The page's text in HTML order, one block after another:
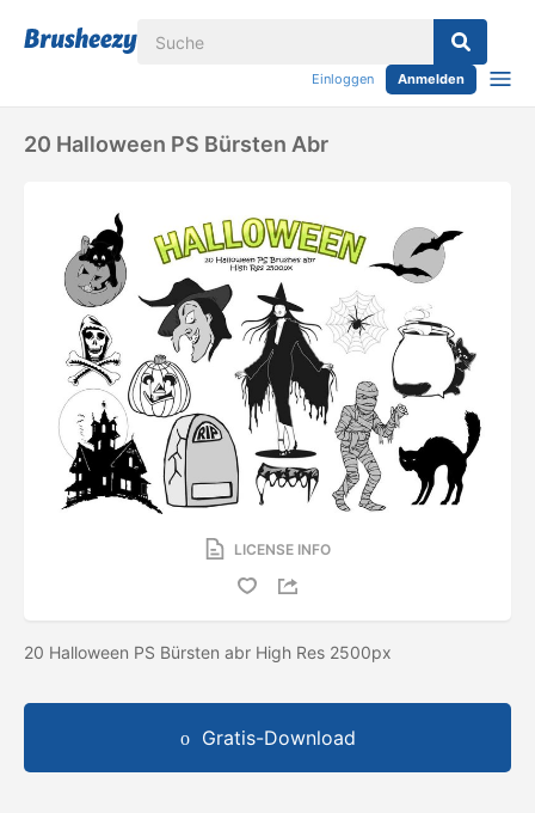
Einloggen Anmelden
20 Halloween PS Bürsten Abr
LICENSE INFO
20 Halloween PS Bürsten abr High Res 2500px
Gratis-Download